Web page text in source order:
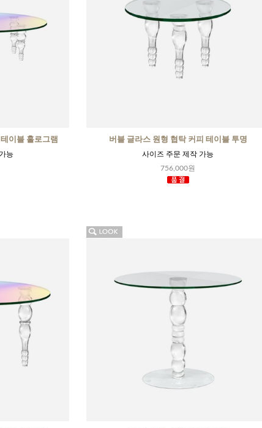
이블 홀로그램
능
버블 글라스 원형 협탁 커피 테이블 투명
사이즈 주문 제작 가능
756,000원